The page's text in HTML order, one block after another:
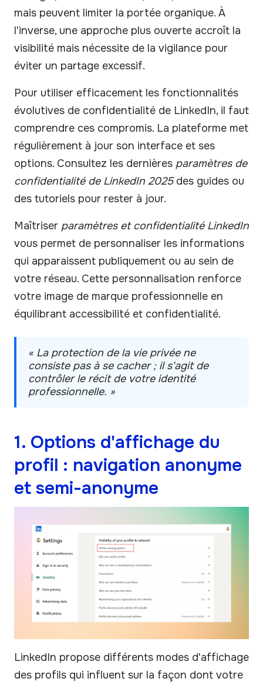
mais peuvent limiter la portée organique. À
l'inverse, une approche plus ouverte accroît la
visibilité mais nécessite de la vigilance pour
éviter un partage excessif.
Pour utiliser efficacement les fonctionnalités
évolutives de confidentialité de LinkedIn, il faut
comprendre ces compromis. La plateforme met
régulièrement à jour son interface et ses
options. Consultez les dernières paramètres de
confidentialité de LinkedIn 2025des guides ou
des tutoriels pour rester à jour.
Maîtriser paramètres et confidentialité LinkedIn
vous permet de personnaliser les informations
qui apparaissent publiquement ou au sein de
votre réseau. Cette personnalisation renforce
votre image de marque professionnelle en
équilibrant accessibilité et confidentialité.
« La protection de la vie privée ne
consiste pas à se cacher ; il s'agit de
contrôler le récit de votre identité
professionnelle. »
1. Options d'affichage du
profil : navigation anonyme
et semi-anonyme
LinkedIn propose différents modes d'affichage
des profils qui influent sur la façon dont votre